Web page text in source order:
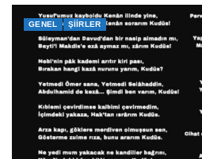
GENEL ŞIIRLER